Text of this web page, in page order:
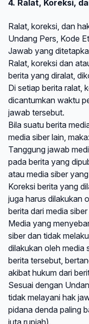
4. Ralat, Koreksi,
Ralat, koreksi, dan
Undang Pers, Kode
Jawab yang
Ralat, koreksi dan
berita yang diralat,
Di setiap berita ralat,
dicantumkan waktu
jawab tersebut.
Bila suatu berita
media siber lain, maka:
Tanggung jawab
pada berita yang
atau media siber
Koreksi berita yang
juga harus dilakukan
berita dari media
Media yang
siber dan tidak
dilakukan oleh media
berita tersebut,
akibat hukum dari
Sesuai dengan
tidak melayani hak
pidana denda paling